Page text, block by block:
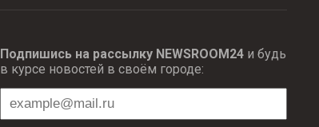
Подпишись на рассылку NEWSROOM24и будь
в курсе новостей в своём городе: